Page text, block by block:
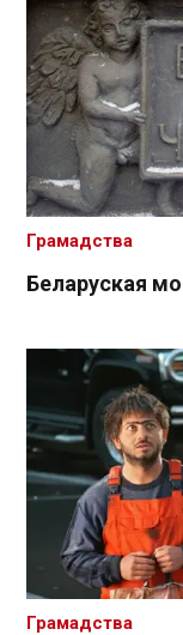
Беларуская
Грамадства
Грамадства